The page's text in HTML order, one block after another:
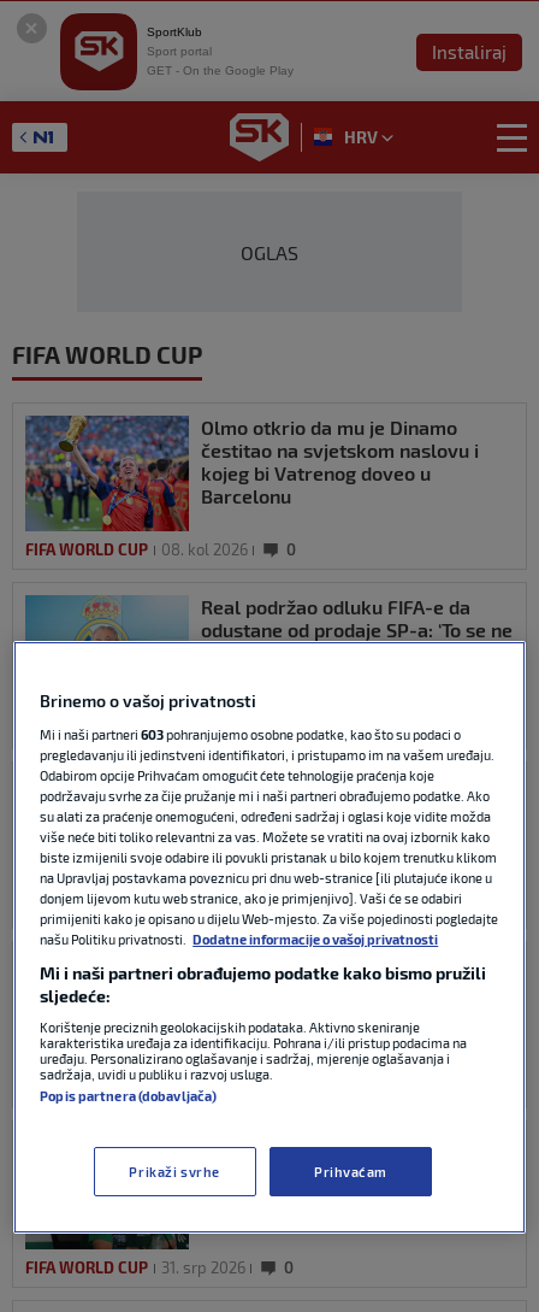
SportKlub
Sport portal
GET - On the Google Play
Instaliraj
HRV
OGLAS
FIFA WORLD CUP
Olmo otkrio da mu je Dinamo
čestitao na svjetskom naslovu i
kojeg bi Vatrenog doveo u
Barcelonu
FIFA WORLD CUP 08. kol 2026 0
Real podržao odluku FIFA-e da
odustane od prodaje SP-a: ‘To se ne
FIFA WORLD CUP 02. kol 2026 0
Potpuni debakl Infantina: Pozivi na
bojkot su upalili – nema prodaje
dionica SP-a!
FIFA WORLD CUP 01. kol 2026 2
Obala Bjelokosti smijenila
izbornika unatoč povijesnom
FIFA WORLD CUP 31. srp 2026
Broos više neće biti južnoafrički
izbornik
FIFA WORLD CUP 31. srp 2026 0
Brinemo o vašoj privatnosti
Mi i naši partneri603pohranjujemo osobne podatke, kao što su podaci o
pregledavanju ili jedinstveni identifikatori, i pristupamo im na vašem uređaju.
Odabirom opcije Prihvaćam omogućit ćete tehnologije praćenja koje
podržavaju svrhe za čije pružanje mi i naši partneri obrađujemo podatke. Ako
su alati za praćenje onemogućeni, određeni sadržaj i oglasi koje vidite možda
više neće biti toliko relevantni za vas. Možete se vratiti na ovaj izbornik kako
biste izmijenili svoje odabire ili povukli pristanak u bilo kojem trenutku klikom
na Upravljaj postavkama poveznicu pri dnu web-stranice [ili plutajuće ikone u
donjem lijevom kutu web stranice, ako je primjenjivo]. Vaši će se odabiri
primijeniti kako je opisano u dijelu Web-mjesto. Za više pojedinosti pogledajte
našu Politiku privatnosti.
Dodatne informacije o vašoj privatnosti
Mi i naši partneri obrađujemo podatke kako bismo pružili
sljedeće:
Korištenje preciznih geolokacijskih podataka. Aktivno skeniranje
karakteristika uređaja za identifikaciju. Pohrana i/ili pristup podacima na
uređaju. Personalizirano oglašavanje i sadržaj, mjerenje oglašavanja i
sadržaja, uvidi u publiku i razvoj usluga.
Popis partnera (dobavljača)
Prikaži svrhe Prihvaćam